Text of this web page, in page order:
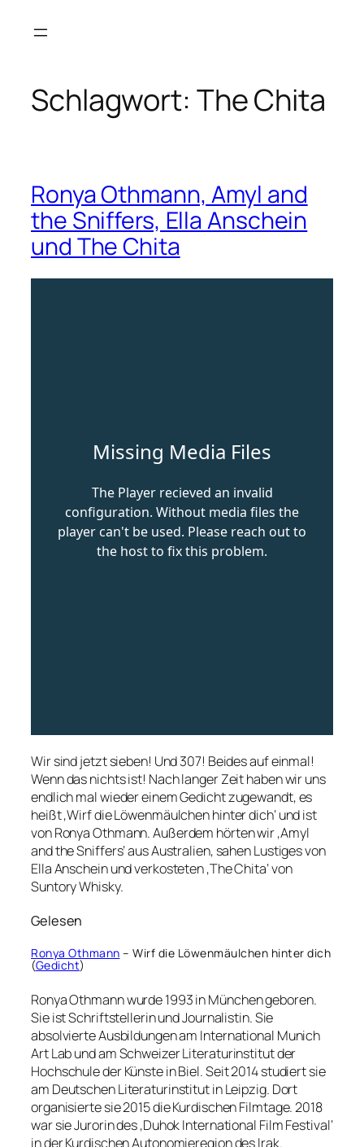
Inhalt
Schlagwort: The Chita
Ronya Othmann, Amyl and
the Sniffers, Ella Anschein
und The Chita
Wir sind jetzt sieben! Und 307! Beides auf einmal!
Wenn das nichts ist! Nach langer Zeit haben wir uns
endlich mal wieder einem Gedicht zugewandt, es
heißt ‚Wirf die Löwenmäulchen hinter dich‘ und ist
von Ronya Othmann. Außerdem hörten wir ‚Amyl
and the Sniffers‘ aus Australien, sahen Lustiges von
Ella Anschein und verkosteten ‚The Chita‘ von
Suntory Whisky.
Gelesen
Ronya Othmann – Wirf die Löwenmäulchen hinter dich
(Gedicht)
Ronya Othmann wurde 1993 in München geboren.
Sie ist Schriftstellerin und Journalistin. Sie
absolvierte Ausbildungen am International Munich
Art Lab und am Schweizer Literaturinstitut der
Hochschule der Künste in Biel. Seit 2014 studiert sie
am Deutschen Literaturinstitut in Leipzig. Dort
organisierte sie 2015 die Kurdischen Filmtage. 2018
war sie Jurorin des ‚Duhok International Film Festival‘
in der Kurdischen Autonomieregion des Irak.